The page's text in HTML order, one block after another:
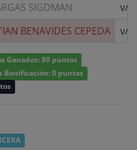
SIGDMAN
v/s
BENAVIDES CEPEDA v/s
Ganados: 80 puntos
Bonificación: 0 puntos